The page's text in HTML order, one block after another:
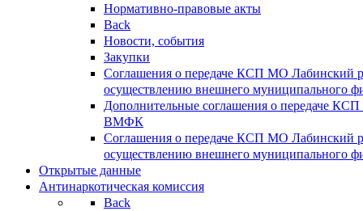
Нормативно-правовые акты
Back
Новости, события
Закупки
Соглашения о передаче КСП МО Лабинский
осуществлению внешнего муниципального
Дополнительные соглашения о передаче
ВМФК
Соглашения о передаче КСП МО Лабинский
осуществлению внешнего муниципального
Открытые данные
Антинаркотическая комиссия
Back